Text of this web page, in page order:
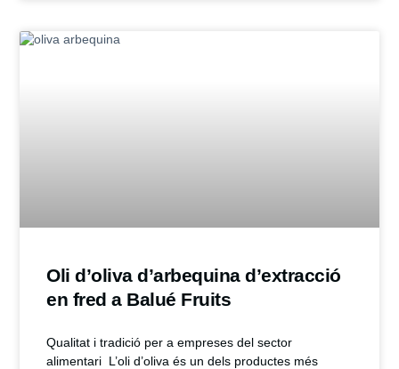
Oli d’oliva d’arbequina d’extracció
en fred a Balué Fruits
Qualitat i tradició per a empreses del sector
alimentari L’oli d’oliva és un dels productes més